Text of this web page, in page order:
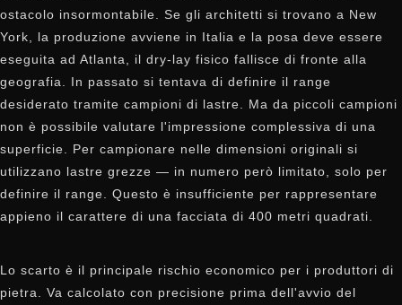
ostacolo insormontabile. Se gli architetti si trovano a New
York, la produzione avviene in Italia e la posa deve essere
eseguita ad Atlanta, il dry-lay fisico fallisce di fronte alla
geografia. In passato si tentava di definire il range
desiderato tramite campioni di lastre. Ma da piccoli campioni
non è possibile valutare l'impressione complessiva di una
superficie. Per campionare nelle dimensioni originali si
utilizzano lastre grezze — in numero però limitato, solo per
definire il range. Questo è insufficiente per rappresentare
appieno il carattere di una facciata di 400 metri quadrati.
Lo scarto è il principale rischio economico per i produttori di
pietra. Va calcolato con precisione prima dell'avvio del